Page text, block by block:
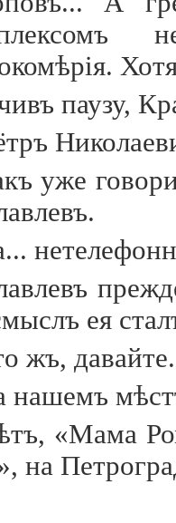
iя.
паузу,
уже
ея
жъ,
нашемъ
«Мама
на